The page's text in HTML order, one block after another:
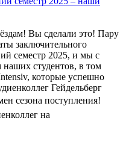
Вы сделали это! Пару
заключительного
семестр 2025, и мы с
наших студентов, в том
которые успешно
Гейдельберг
сезона поступления!
на